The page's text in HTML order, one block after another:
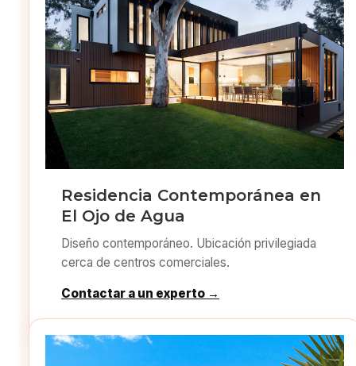
Residencia Contemporánea en
El Ojo de Agua
Diseño contemporáneo. Ubicación privilegiada
cerca de centros comerciales.
Contactar a un experto →